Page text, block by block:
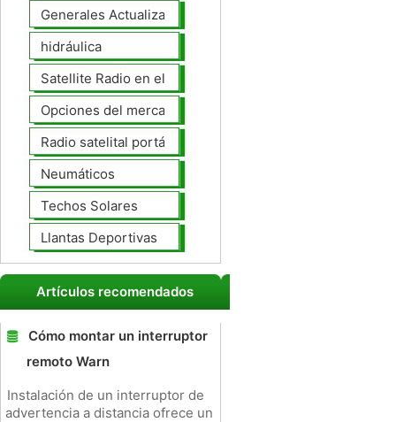
Generales Actualizaciones Auto
hidráulica
Satellite Radio en el tablero
Opciones del mercado de accesorios del interior
Radio satelital portátil
Neumáticos
Techos Solares
Llantas Deportivas
Artículos recomendados
Cómo montar un interruptor
remoto Warn
Instalación de un interruptor de
advertencia a distancia ofrece un